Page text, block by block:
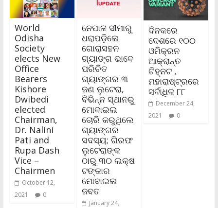
World
Odisha
Society
elects New
Office
Bearers
Kishore
Dwibedi
elected
Chairman,
Dr. Nalini
Pati and
Rupa Dash
Vice –
Chairmen
October 12,
2021
0
ନେପାଳ ସୀମାରୁ
ଧରାପଡ଼ିଲେ
ଗୋରାସହନ
ଗ୍ୟାଙ୍ଗ ଭାବେ
ପରିଚିତ
ଗ୍ୟାଙ୍ଗର ୩
ଜଣ ଲୁଟେରା,
ବିଭିନ୍ନ ସ୍ଥାନରୁ
ମୋବାଇଲ
ଚୋରି କରୁଥିଲେ
ଗ୍ୟାଙ୍ଗର
ସଦସ୍ୟ; ଗିରଫ
ଲୁଟେରାଙ୍କ
ଠାରୁ ୩୦ ଲକ୍ଷ
ଟଙ୍କାର
ମୋବାଇଲ
ଜବତ
January 24,
ଦିନକରେ
ଦେଶରେ ୧୦୦
ଓମିକ୍ରନ
ଆକ୍ରାନ୍ତ
ଚିହ୍ନଟ ,
ମହାରାଷ୍ଟ୍ରରେ
ସର୍ବାଧିକ ୮୮
December 24,
2021
0